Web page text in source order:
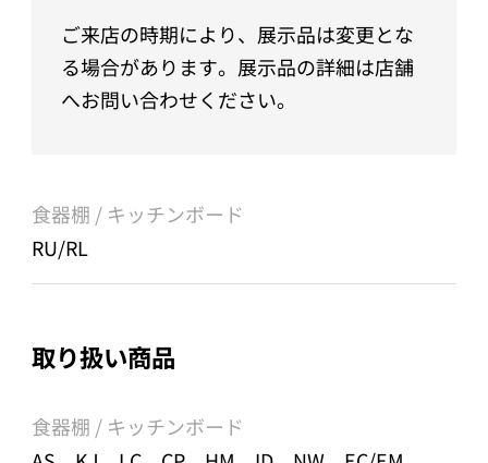
ご来店の時期により、展示品は変更とな
る場合があります。展示品の詳細は店舗
へお問い合わせください。
食器棚 / キッチンボード
RU/RL
取り扱い商品
食器棚 / キッチンボード